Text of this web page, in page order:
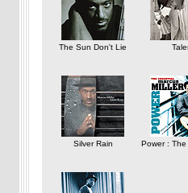
The Sun Don't Lie
Silver Rain Power :